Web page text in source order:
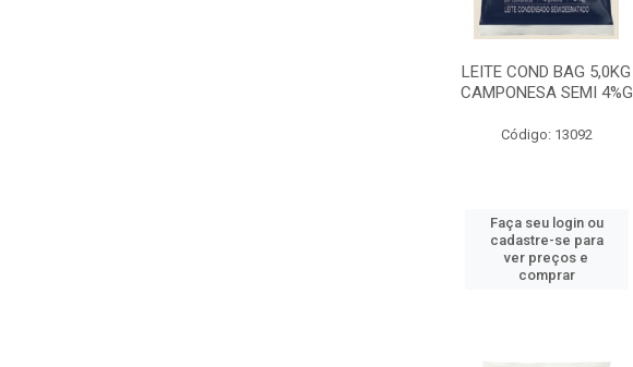
LEITE COND BAG 5,0KG
CAMPONESA SEMI 4%G
Código: 13092
Faça seu login ou
cadastre-se para
ver preços e
comprar